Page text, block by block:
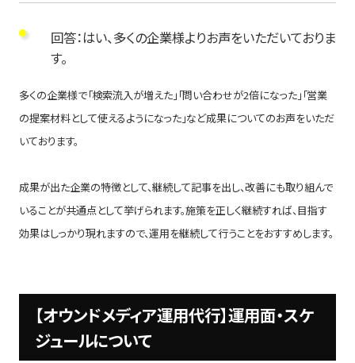
回答：はい、多くの企業様よりお声をいただいておりま
す。
多くの企業様で「検索流入が増えた」「問い合わせが2倍になった」「営業
の提案材料として使えるようになった」など成果についてのお声をいただ
いております。
成果が出た企業の特徴として、継続して記事を出し、改善にも取り組んで
いることが共通点として挙げられます。施策を正しく継続すれば、目指す
効果はしっかり現れますので、運用を継続して行うことをおすすめします。
【オウンドメディア運用代行】運用面・スケ
ジュールについて